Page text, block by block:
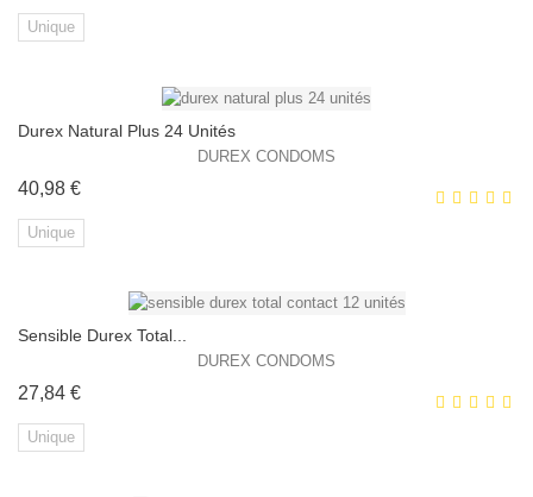
EXCLUSIVITÉ WEB !
Unique
EXCLUSIVITÉ WEB !
Durex Natural Plus 24 Unités
DUREX CONDOMS
40,98 €Prix
Unique
Sensible Durex Total...
DUREX CONDOMS
27,84 €Prix
Unique